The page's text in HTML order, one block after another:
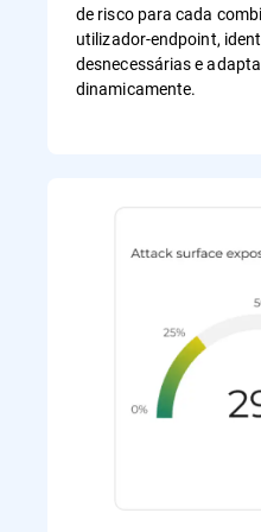
de risco para cada
utilizador‑endpoint,
desnecessárias e
dinamicamente.